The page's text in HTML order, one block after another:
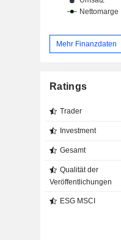
Mehr Finanzdaten
Ratings
Trader
Investment
Gesamt
Qualität der
Veröffentlichungen
ESG MSCI